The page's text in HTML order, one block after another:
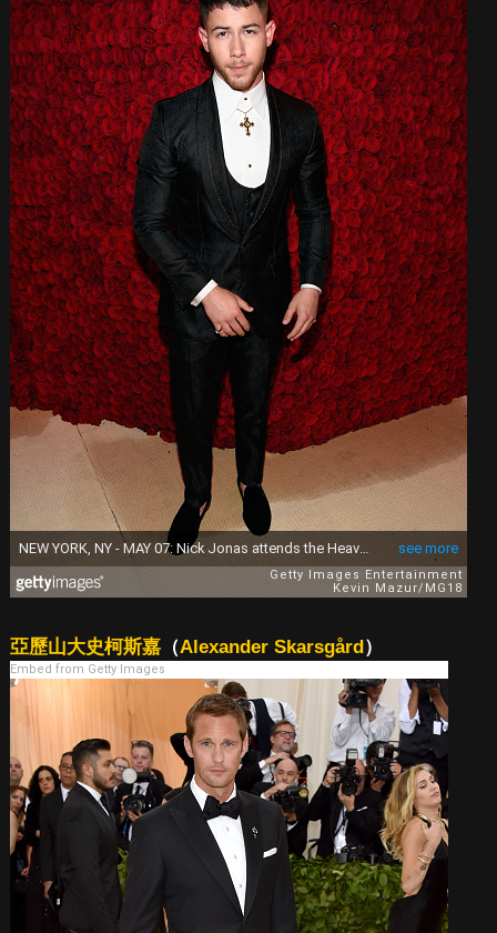
亞歷山大史柯斯嘉（Alexander Skarsgård）
Embed from Getty Images